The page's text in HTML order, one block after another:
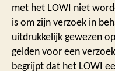
met het LOWI niet
is om zijn verzoek in
uitdrukkelijk gewezen
gelden voor een
begrijpt dat het LOWI